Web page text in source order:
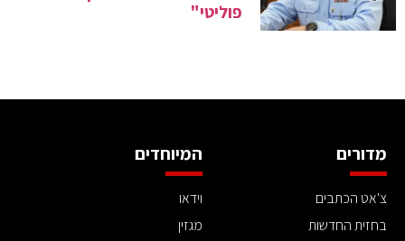
פוליטי"
מדורים
צ'אט הכתבים
בחזית החדשות
המיוחדים
וידאו
מגזין